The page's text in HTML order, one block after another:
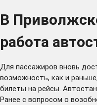
В
работа
Для пассажиров вновь
возможность, как и
билеты на рейсы.
Ранее с вопросом о